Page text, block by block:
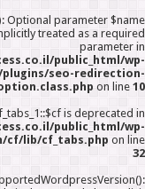
Optional parameter $name
treated as a required
parameter in
public_html/wp-
seo-redirection-
on line 10
is deprecated in
public_html/wp-
cf/lib/cf_tabs.php on line
32